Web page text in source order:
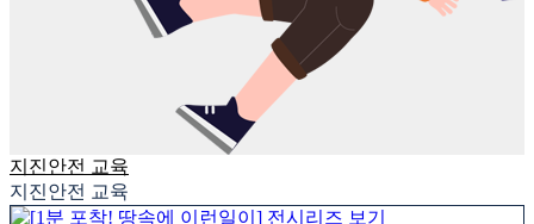
지진안전 교육
지진안전 교육